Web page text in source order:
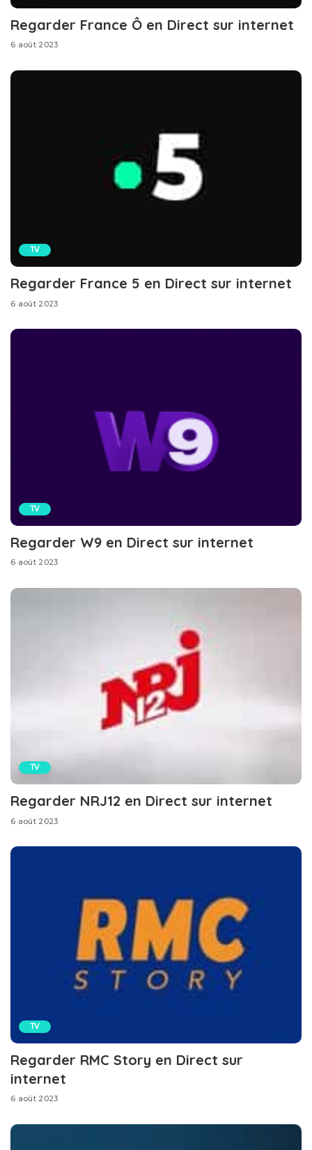
Regarder France Ô en Direct sur internet
6 août 2023
TV
Regarder France 5 en Direct sur internet
6 août 2023
TV
Regarder W9 en Direct sur internet
6 août 2023
TV
Regarder NRJ12 en Direct sur internet
6 août 2023
TV
Regarder RMC Story en Direct sur
internet
6 août 2023